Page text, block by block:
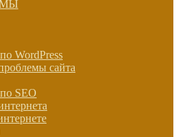
WordPress
сайта
SEO